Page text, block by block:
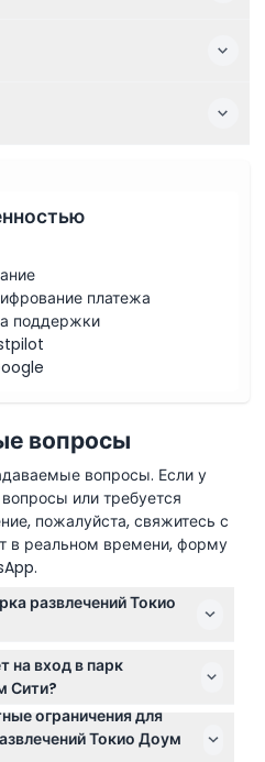
платежа
поддержки
вопросы
вопросы. Если у
или требуется
пожалуйста, свяжитесь с
в реальном времени, форму
развлечений Токио
до 20:00 ежедневно, но
в зависимости от
поэтому лучше всего
для получения
перед посещением
на вход в парк
Сити?
за каждую аттракцион
билеты можно приобрести
ограничения для
Токио Доум